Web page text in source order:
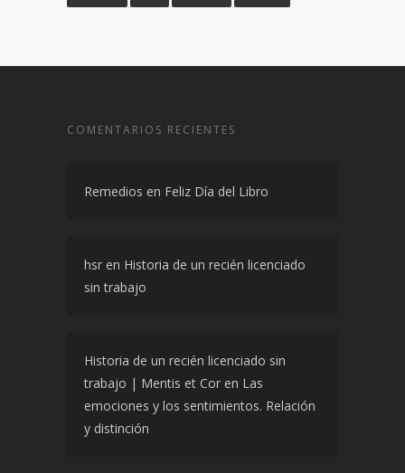
COMENTARIOS RECIENTES
Remedios en Feliz Día del Libro
hsr en Historia de un recién licenciado
sin trabajo
Historia de un recién licenciado sin
trabajo | Mentis et Cor en Las
emociones y los sentimientos. Relación
y distinción